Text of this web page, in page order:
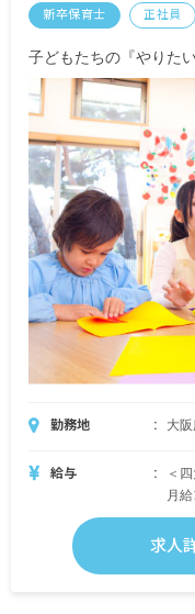
新卒保育士 正社員
子どもたちの『やりた
勤務地 大
給与
＜
月
＜
月
求人